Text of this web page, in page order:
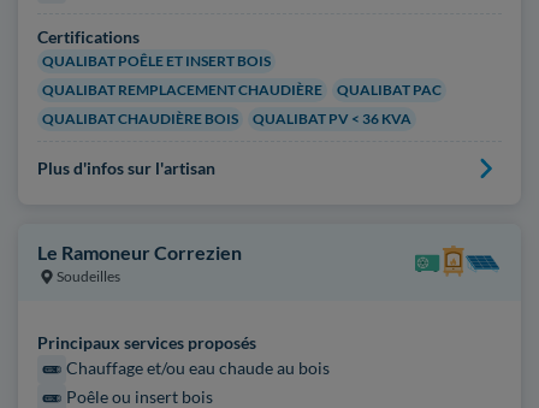
Certifications
QUALIBAT POÊLE ET INSERT BOIS
QUALIBAT REMPLACEMENT CHAUDIÈRE
QUALIBAT PAC
QUALIBAT CHAUDIÈRE BOIS
QUALIBAT PV < 36 KVA
Plus d'infos sur l'artisan
Le Ramoneur Correzien
Soudeilles
Principaux services proposés
Chauffage et/ou eau chaude au bois
Poêle ou insert bois